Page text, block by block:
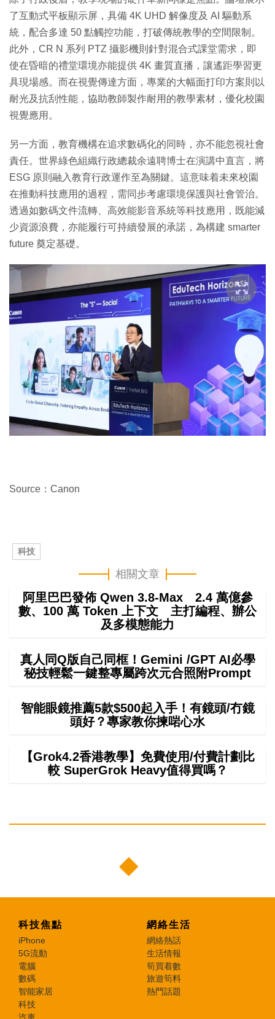
了互動式平板顯示屏，具備 4K UHD 解像度及 AI 驅動系
統，配合多達 50 點觸控功能，打破傳統教學的空間限制。
此外，CR N 系列 PTZ 攝影機則針對混合式課堂需求，即
使在昏暗的禮堂環境亦能提供 4K 畫質直播，讓遙距學習更
具現場感。而在視覺傳達方面，專業的大幅面打印方案則以
耐光及抗刮性能，協助教師製作耐用的教學素材，優化校園
視覺應用。
另一方面，教育機構在追求數碼化的同時，亦不能忽視社會
責任。世界綠色組織行政總裁余遠聘博士在演講中直言，將
ESG 原則融入教育行政運作至為關鍵。這意味着未來校園
在推動科技應用的過程，需同步考慮環境保護與社會管治。
透過如數碼文件流轉、高效能影音系統等科技應用，既能減
少資源浪費，亦能履行可持續發展的承諾，為構建 smarter
future 奠定基礎。
Source：Canon
科技
相關文章
阿里巴巴發佈 Qwen 3.8-Max 2.4 萬億參
數、100 萬 Token 上下文 主打編程、辦公
及多模態能力
真人同Q版自己同框！Gemini /GPT AI必學
秘技輕鬆一鍵整專屬跨次元合照附Prompt
智能眼鏡推薦5款$500起入手！有鏡頭/冇鏡
頭好？專家教你揀啱心水
【Grok4.2香港教學】免費使用/付費計劃比
較 SuperGrok Heavy值得買嗎？
科技焦點
iPhone
5G流動
電腦
數碼
智能家居
科技
網絡生活
網絡熱話
生活情報
筍買着數
旅遊筍料
熱門話題